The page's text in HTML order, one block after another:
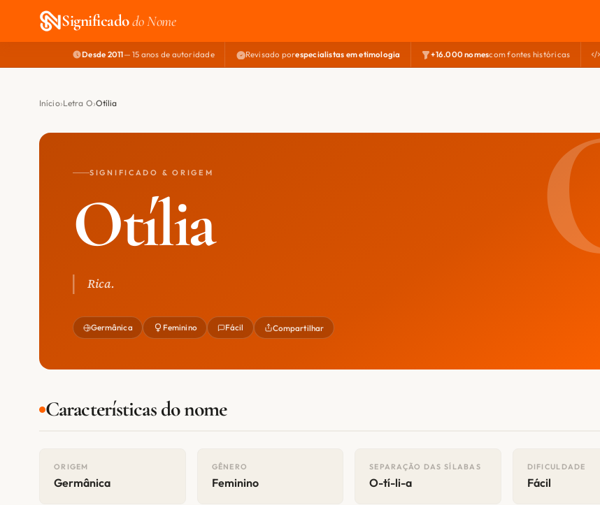
Significadodo Nome
Desde 2011— 15 anos de autoridade Revisado porespecialistas em etimologia +16.000 nomescom fontes históricas
Início Letra O Otília
SIGNIFICADO & ORIGEM
Otília
Rica.
Germânica Feminino Fácil Compartilhar
Características do nome
ORIGEM
Germânica
GÊNERO
Feminino
SEPARAÇÃO DAS SÍLABAS
O-tí-li-a
DIFICULDADE
Fácil